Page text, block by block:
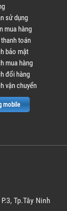
sử dụng
mua hàng
toán
bảo mật
mua hàng
đổi hàng
vận chuyển
mobile
Tp.Tây Ninh